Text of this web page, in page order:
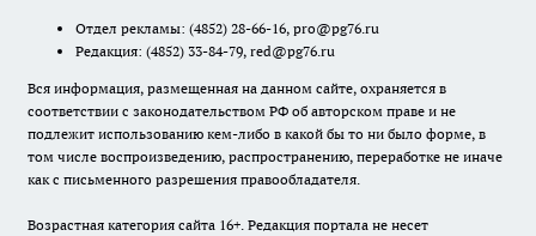
Отдел рекламы: (4852) 28-66-16, pro@pg76.ru
Редакция: (4852) 33-84-79, red@pg76.ru
Вся информация, размещенная на данном сайте, охраняется в
соответствии с законодательством РФ об авторском праве и не
подлежит использованию кем-либо в какой бы то ни было форме, в
том числе воспроизведению, распространению, переработке не иначе
как с письменного разрешения правообладателя.
Возрастная категория сайта 16+. Редакция портала не несет